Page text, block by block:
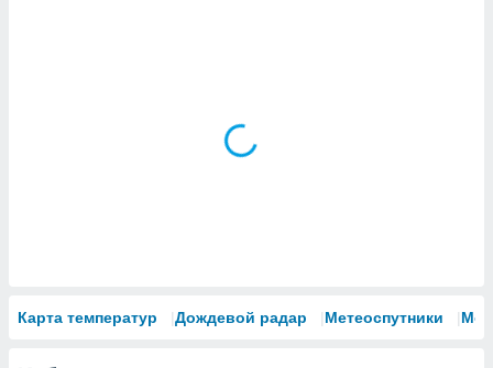
Карта температур Дождевой радар Метеоспутники